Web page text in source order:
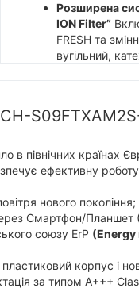
Розширена
ION Filter”
FRESH та
вугільний,
шуму — від 18
обмерзання та
при 96–260 В).
SLЕЕР (нічний
бактерицидне
в північних країнах
ефективну
нового покоління;
Смартфон/
союзу ErP
корпус і
за типом A+++